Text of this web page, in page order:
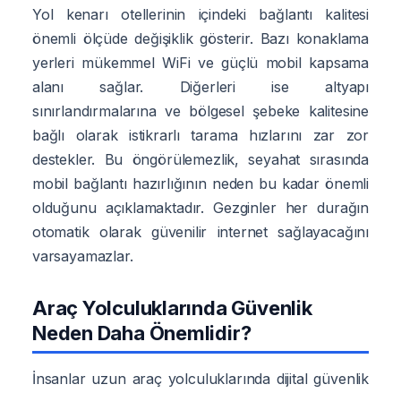
Yol kenarı otellerinin içindeki bağlantı kalitesi
önemli ölçüde değişiklik gösterir. Bazı konaklama
yerleri mükemmel WiFi ve güçlü mobil kapsama
alanı sağlar. Diğerleri ise altyapı
sınırlandırmalarına ve bölgesel şebeke kalitesine
bağlı olarak istikrarlı tarama hızlarını zar zor
destekler. Bu öngörülemezlik, seyahat sırasında
mobil bağlantı hazırlığının neden bu kadar önemli
olduğunu açıklamaktadır. Gezginler her durağın
otomatik olarak güvenilir internet sağlayacağını
varsayamazlar.
Araç Yolculuklarında Güvenlik
Neden Daha Önemlidir?
İnsanlar uzun araç yolculuklarında dijital güvenlik